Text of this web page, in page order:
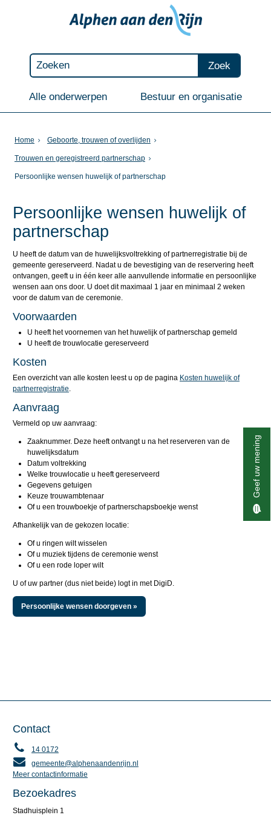
Zoek
Alle onderwerpen Bestuur en organisatie
Home Geboorte, trouwen of overlijden
Trouwen en geregistreerd partnerschap
Persoonlijke wensen huwelijk of partnerschap
Persoonlijke wensen huwelijk of
partnerschap
U heeft de datum van de huwelijksvoltrekking of partnerregistratie bij de
gemeente gereserveerd. Nadat u de bevestiging van de reservering heeft
ontvangen, geeft u in één keer alle aanvullende informatie en persoonlijke
wensen aan ons door. U doet dit maximaal 1 jaar en minimaal 2 weken
voor de datum van de ceremonie.
Voorwaarden
U heeft het voornemen van het huwelijk of partnerschap gemeld
U heeft de trouwlocatie gereserveerd
Kosten
Een overzicht van alle kosten leest u op de pagina Kosten huwelijk of
partnerregistratie.
Aanvraag
Vermeld op uw aanvraag:
Zaaknummer. Deze heeft ontvangt u na het reserveren van de
huwelijksdatum
Datum voltrekking
Welke trouwlocatie u heeft gereserveerd
Gegevens getuigen
Keuze trouwambtenaar
Of u een trouwboekje of partnerschapsboekje wenst
Afhankelijk van de gekozen locatie:
Of u ringen wilt wisselen
Of u muziek tijdens de ceremonie wenst
Of u een rode loper wilt
U of uw partner (dus niet beide) logt in met DigiD.
Persoonlijke wensen doorgeven »
Contact
14 0172
gemeente@alphenaandenrijn.nl
Meer contactinformatie
Bezoekadres
Stadhuisplein 1
Geef uw mening